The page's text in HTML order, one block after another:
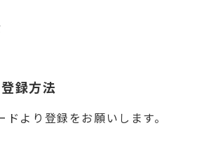
録方法
ドより登録をお願いします。